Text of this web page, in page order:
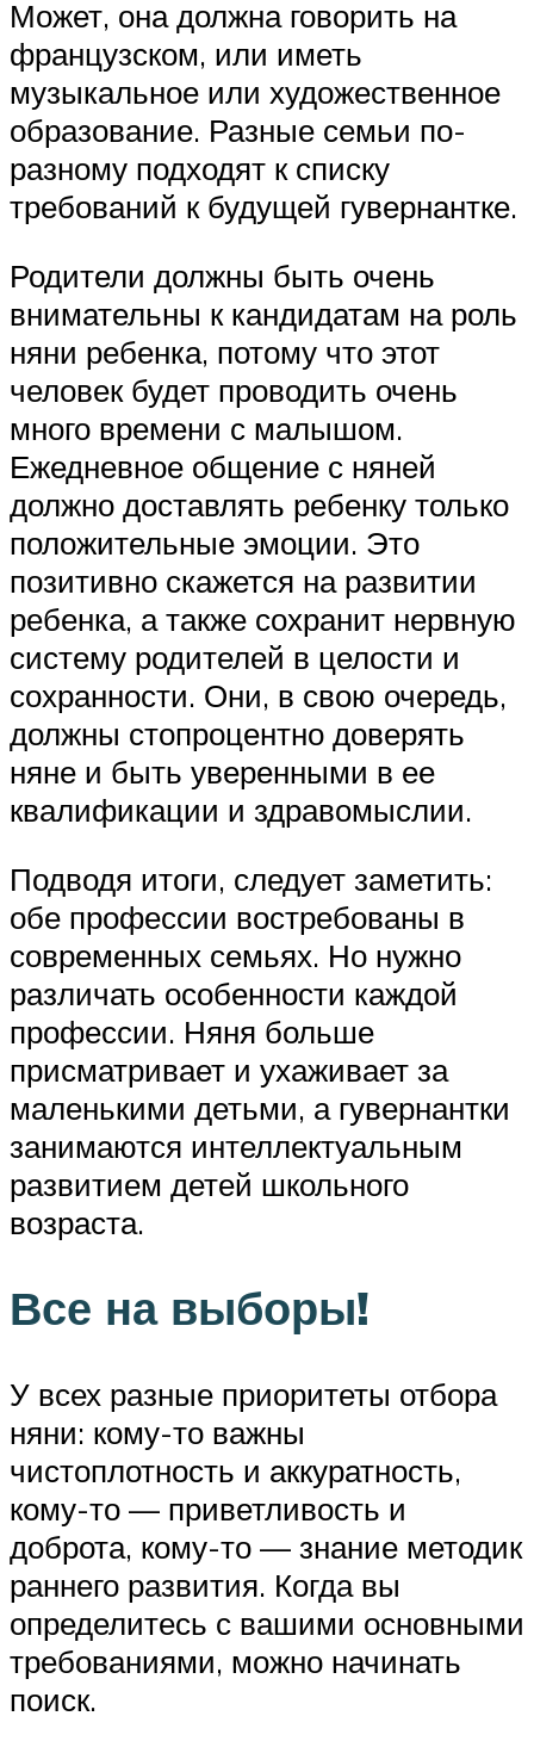
Может, она должна говорить на
французском, или иметь
музыкальное или художественное
образование. Разные семьи по-
разному подходят к списку
требований к будущей гувернантке.
Родители должны быть очень
внимательны к кандидатам на роль
няни ребенка, потому что этот
человек будет проводить очень
много времени с малышом.
Ежедневное общение с няней
должно доставлять ребенку только
положительные эмоции. Это
позитивно скажется на развитии
ребенка, а также сохранит нервную
систему родителей в целости и
сохранности. Они, в свою очередь,
должны стопроцентно доверять
няне и быть уверенными в ее
квалификации и здравомыслии.
Подводя итоги, следует заметить:
обе профессии востребованы в
современных семьях. Но нужно
различать особенности каждой
профессии. Няня больше
присматривает и ухаживает за
маленькими детьми, а гувернантки
занимаются интеллектуальным
развитием детей школьного
возраста.
Все на выборы!
У всех разные приоритеты отбора
няни: кому-то важны
чистоплотность и аккуратность,
кому-то — приветливость и
доброта, кому-то — знание методик
раннего развития. Когда вы
определитесь с вашими основными
требованиями, можно начинать
поиск.